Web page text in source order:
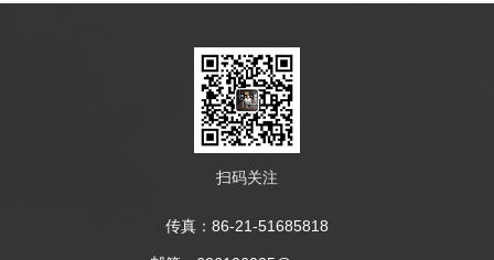
扫码关注
传真：86-21-51685818